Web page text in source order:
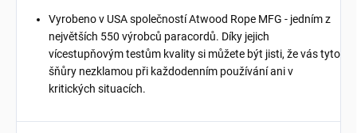
Vyrobeno v USA společností Atwood Rope MFG - jedním z
největších 550 výrobců paracordů. Díky jejich
vícestupňovým testům kvality si můžete být jisti, že vás tyto
šňůry nezklamou při každodenním používání ani v
kritických situacích.